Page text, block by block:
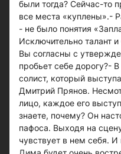
были тогда? Сейчас-то
все места «куплены».-
- не было понятия
Исключительно талант
Вы согласны с
пробьет себе дорогу?-
солист, который
Дмитрий Прянов.
лицо, каждое его
знаете, почему? Он
пафоса. Выходя на
чувствует в нем себя.